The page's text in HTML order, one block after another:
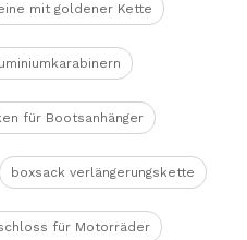
mit goldener Kette
für Bootsanhänger
boxsack verlängerungskette
für Motorräder